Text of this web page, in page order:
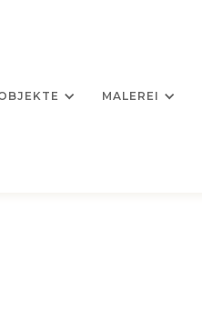
MALEREI